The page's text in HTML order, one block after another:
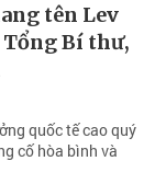
tên Lev
Tổng Bí thư,
quốc tế cao quý
cố hòa bình và